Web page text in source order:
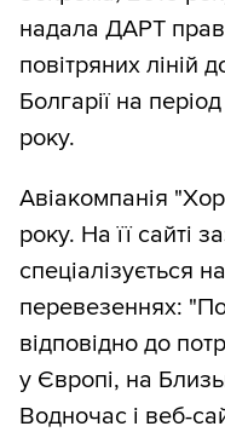
надала ДАРТ
повітряних ліній
Болгарії на
року.
Авіакомпанія
року. На її сайті
спеціалізується
перевезеннях:
відповідно до
у Європі, на
Водночас і веб-